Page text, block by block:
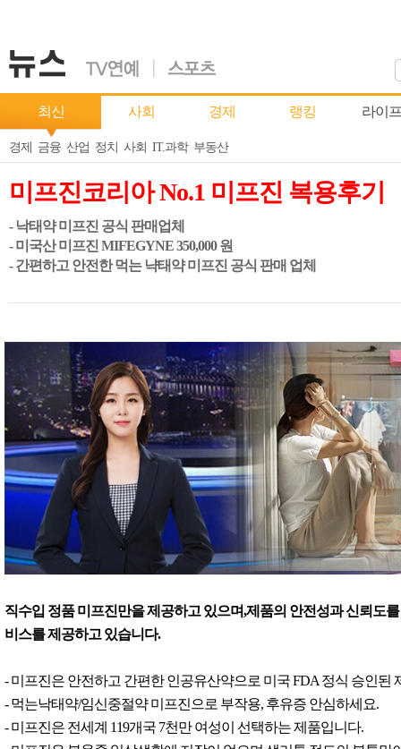
최신 사회 경제 랭킹 라이프
경제 금융 산업 정치 사회 IT.과학 부동산
미프진코리아 No.1 미프진 복용후기
- 낙태약 미프진 공식 판매업체
- 미국산 미프진 MIFEGYNE 350,000 원
- 간편하고 안전한 먹는 냑태약 미프진 공식 판매 업체
직수입 정품 미프진만을 제공하고 있으며,제품의 안전성과 신뢰도
비스를 제공하고 있습니다.
- 미프진은 안전하고 간편한 인공유산약으로 미국 FDA 정식 승인된
- 먹는낙태약/임신중절약 미프진으로 부작용, 후유증 안심하세요.
- 미프진은 전세계 119개국 7천만 여성이 선택하는 제품입니다.